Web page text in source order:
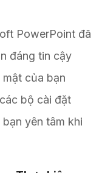
PowerPoint đã
đáng tin cậy
của bạn
bộ cài đặt
yên tâm khi